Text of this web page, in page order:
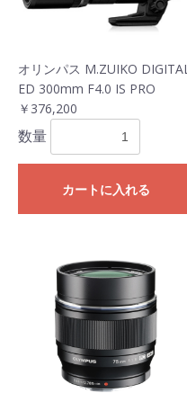
オリンパス M.ZUIKO
ED 300mm F4.0 IS PRO
￥376,200
数量
カートに入れる